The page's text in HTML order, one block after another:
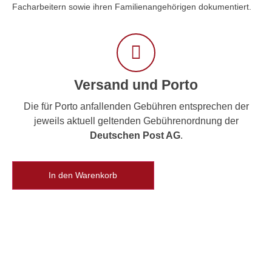
Facharbeitern sowie ihren Familienangehörigen dokumentiert.
Versand und Porto
Die für Porto anfallenden Gebühren entsprechen der
jeweils aktuell geltenden Gebührenordnung der
Deutschen Post AG.
In den Warenkorb